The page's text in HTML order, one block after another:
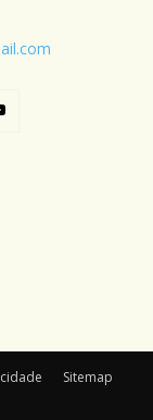
Sitemap